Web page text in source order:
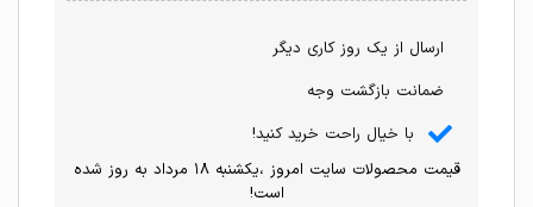
ارسال از یک روز کاری دیگر
ضمانت بازگشت وجه
با خیال راحت خرید کنید!
قیمت محصولات سایت امروز ،یکشنبه ۱۸ مرداد به روز شده
است!